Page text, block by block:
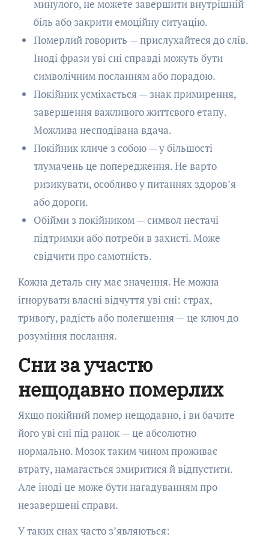
минулого, не можете завершити внутрішній
біль або закрити емоційну ситуацію.
Померлий говорить — прислухайтеся до слів.
Іноді фрази уві сні справді можуть бути
символічним посланням або порадою.
Покійник усміхається — знак примирення,
завершення важливого життєвого етапу.
Можлива несподівана вдача.
Покійник кличе з собою — у більшості
тлумачень це попередження. Не варто
ризикувати, особливо у питаннях здоров’я
або дороги.
Обійми з покійником — символ нестачі
підтримки або потреби в захисті. Може
свідчити про самотність.
Кожна деталь сну має значення. Не можна
ігнорувати власні відчуття уві сні: страх,
тривогу, радість або полегшення — це ключ до
розуміння послання.
Сни за участю
нещодавно померлих
Якщо покійний помер нещодавно, і ви бачите
його уві сні під ранок — це абсолютно
нормально. Мозок таким чином проживає
втрату, намагається змиритися й відпустити.
Але іноді це може бути нагадуванням про
незавершені справи.
У таких снах часто з’являються: